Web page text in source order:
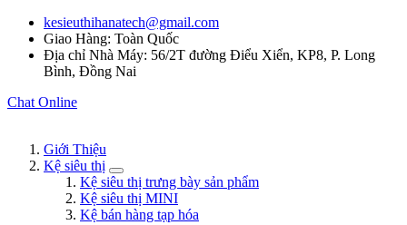
kesieuthihanatech@gmail.com
Giao Hàng: Toàn Quốc
Địa chỉ Nhà Máy: 56/2T đường Điểu Xiển, KP8, P. Long
Bình, Đồng Nai
Chat Online
Giới Thiệu
Kệ siêu thị
Kệ siêu thị trưng bày sản phẩm
Kệ siêu thị MINI
Kệ bán hàng tạp hóa